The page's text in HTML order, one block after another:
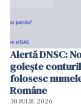
Alertă DNSC:
golește
folosesc
Române
30 IULIE 2026